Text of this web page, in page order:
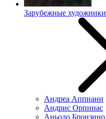
Зарубежные художники
Андреа Аппиани
Андрис Орпинас
Аньоло Бронзино